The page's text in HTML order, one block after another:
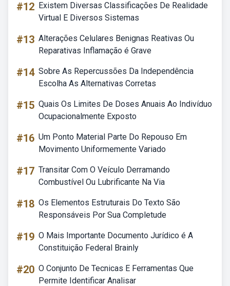
#12 Existem Diversas Classificações De Realidade
Virtual E Diversos Sistemas
#13 Alterações Celulares Benignas Reativas Ou
Reparativas Inflamação é Grave
#14 Sobre As Repercussões Da Independência
Escolha As Alternativas Corretas
#15 Quais Os Limites De Doses Anuais Ao Indivíduo
Ocupacionalmente Exposto
#16 Um Ponto Material Parte Do Repouso Em
Movimento Uniformemente Variado
#17 Transitar Com O Veículo Derramando
Combustível Ou Lubrificante Na Via
#18 Os Elementos Estruturais Do Texto São
Responsáveis Por Sua Completude
#19 O Mais Importante Documento Jurídico é A
Constituição Federal Brainly
#20 O Conjunto De Tecnicas E Ferramentas Que
Permite Identificar Analisar